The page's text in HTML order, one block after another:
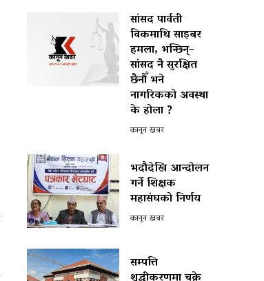
सांसद पार्वती
विकमाथि साइबर
हमला, भन्छिन्–
सांसद नै सुरक्षित
छैनौँ भने
नागरिकको अवस्था
के होला ?
कानून खबर
भदौदेखि आन्दोलन
गर्ने शिक्षक
महासंघको निर्णय
कानून खबर
सम्पत्ति